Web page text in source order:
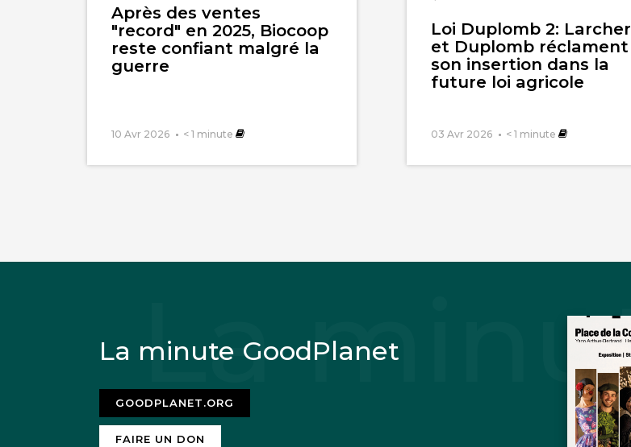
Après des ventes
"record" en 2025, Biocoop
reste confiant malgré la
guerre
10 Avr 2026 < 1 minute
Loi Duplomb 2: Larcher
et Duplomb réclament
son insertion dans la
future loi agricole
03 Avr 2026 < 1 minute
La minute GoodPlanet
GOODPLANET.ORG
FAIRE UN DON